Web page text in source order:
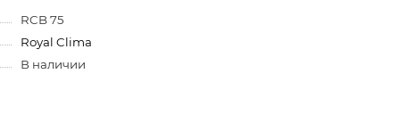
RCB 75
Royal Clima
В наличии